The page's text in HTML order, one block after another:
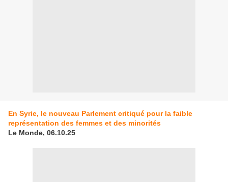
En Syrie, le nouveau Parlement critiqué pour la faible
représentation des femmes et des minorités
Le Monde, 06.10.25